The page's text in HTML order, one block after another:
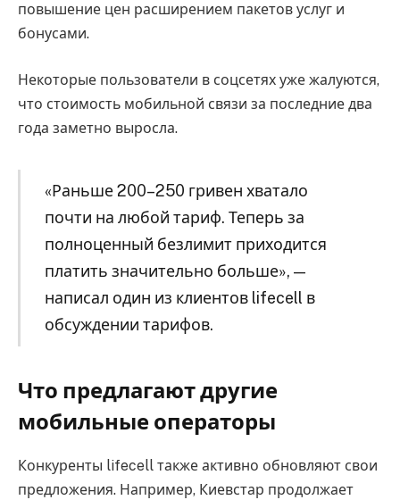
повышение цен расширением пакетов услуг и
бонусами.
Некоторые пользователи в соцсетях уже жалуются,
что стоимость мобильной связи за последние два
года заметно выросла.
«Раньше 200–250 гривен хватало
почти на любой тариф. Теперь за
полноценный безлимит приходится
платить значительно больше», —
написал один из клиентов lifecell в
обсуждении тарифов.
Что предлагают другие
мобильные операторы
Конкуренты lifecell также активно обновляют свои
предложения. Например, Киевстар продолжает